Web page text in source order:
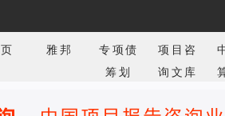
雅邦
专项债
筹划
项目咨
询文库